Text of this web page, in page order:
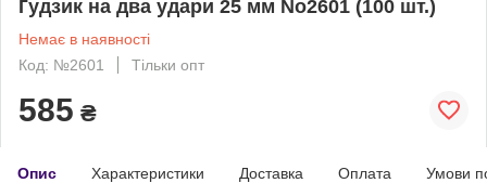
Ґудзик на два удари 25 мм No2601 (100 шт.)
Немає в наявності
Код: №2601
Тільки опт
585 ₴
Опис Характеристики Доставка Оплата Умови